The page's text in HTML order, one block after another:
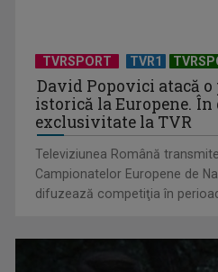
Un reper al cinematografiei
TVRSPORT TVR1
David Popovici atacă
istorică la Europene.
exclusivitate la TVR
Televiziunea Română
Campionatelor Europene de
difuzează competiţia în